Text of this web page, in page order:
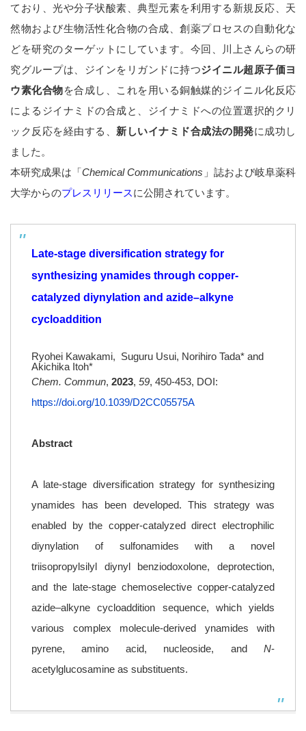
ており、光や分子状酸素、典型元素を利用する新規反応、天
然物および生物活性化合物の合成、創薬プロセスの自動化な
どを研究のターゲットにしています。今回、川上さんらの研
究グループは、ジインをリガンドに持つジイニル超原子価ヨ
ウ素化合物を合成し、これを用いる銅触媒的ジイニル化反応
によるジイナミドの合成と、ジイナミドへの位置選択的クリ
ック反応を経由する、 新しいイナミド合成法の開発に成功し
ました。
本研究成果は「Chemical Communications 」誌および岐阜薬科
大学からのプレスリリースに公開されています。
Late-stage diversification strategy for
synthesizing ynamides through copper-
catalyzed diynylation and azide–alkyne
cycloaddition
Ryohei Kawakami, Suguru Usui, Norihiro Tada* and
Akichika Itoh*
Chem. Commun, 2023, 59, 450-453, DOI:
https://doi.org/10.1039/D2CC05575A
Abstract
A late-stage diversification strategy for synthesizing
ynamides has been developed. This strategy was
enabled by the copper-catalyzed direct electrophilic
diynylation of sulfonamides with a novel
triisopropylsilyl diynyl benziodoxolone, deprotection,
and the late-stage chemoselective copper-catalyzed
azide–alkyne cycloaddition sequence, which yields
various complex molecule-derived ynamides with
pyrene, amino acid, nucleoside, and N-
acetylglucosamine as substituents.